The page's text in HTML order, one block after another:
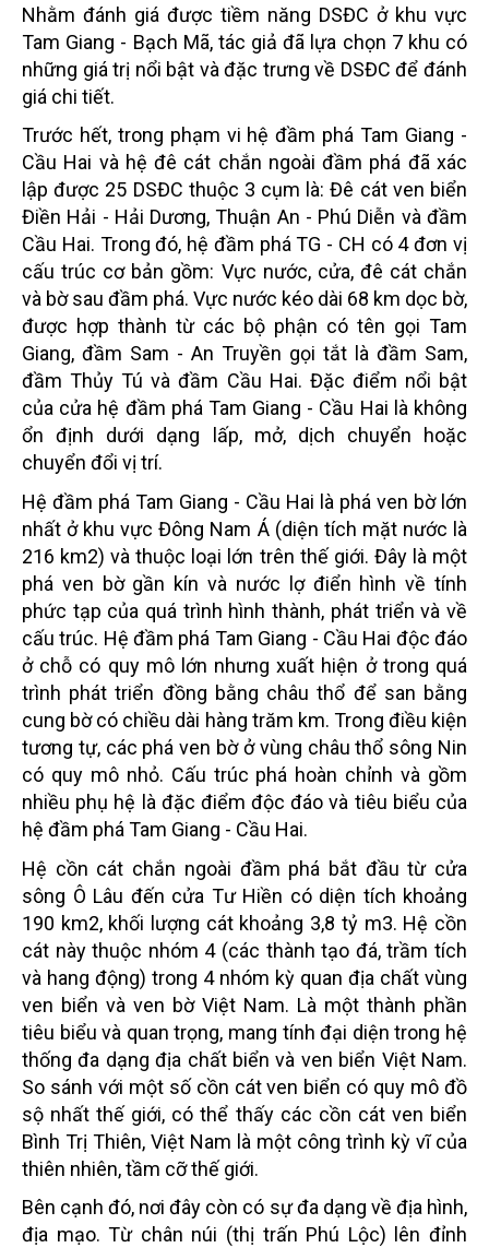
Nhằm đánh giá được tiềm năng DSĐC ở khu vực
Tam Giang - Bạch Mã, tác giả đã lựa chọn 7 khu có
những giá trị nổi bật và đặc trưng về DSĐC để đánh
giá chi tiết.
Trước hết, trong phạm vi hệ đầm phá Tam Giang -
Cầu Hai và hệ đê cát chắn ngoài đầm phá đã xác
lập được 25 DSĐC thuộc 3 cụm là: Đê cát ven biển
Điền Hải - Hải Dương, Thuận An - Phú Diễn và đầm
Cầu Hai. Trong đó, hệ đầm phá TG - CH có 4 đơn vị
cấu trúc cơ bản gồm: Vực nước, cửa, đê cát chắn
và bờ sau đầm phá. Vực nước kéo dài 68 km dọc bờ,
được hợp thành từ các bộ phận có tên gọi Tam
Giang, đầm Sam - An Truyền gọi tắt là đầm Sam,
đầm Thủy Tú và đầm Cầu Hai. Đặc điểm nổi bật
của cửa hệ đầm phá Tam Giang - Cầu Hai là không
ổn định dưới dạng lấp, mở, dịch chuyển hoặc
chuyển đổi vị trí.
Hệ đầm phá Tam Giang - Cầu Hai là phá ven bờ lớn
nhất ở khu vực Đông Nam Á (diện tích mặt nước là
216 km2) và thuộc loại lớn trên thế giới. Đây là một
phá ven bờ gần kín và nước lợ điển hình về tính
phức tạp của quá trình hình thành, phát triển và về
cấu trúc. Hệ đầm phá Tam Giang - Cầu Hai độc đáo
ở chỗ có quy mô lớn nhưng xuất hiện ở trong quá
trình phát triển đồng bằng châu thổ để san bằng
cung bờ có chiều dài hàng trăm km. Trong điều kiện
tương tự, các phá ven bờ ở vùng châu thổ sông Nin
có quy mô nhỏ. Cấu trúc phá hoàn chỉnh và gồm
nhiều phụ hệ là đặc điểm độc đáo và tiêu biểu của
hệ đầm phá Tam Giang - Cầu Hai.
Hệ cồn cát chắn ngoài đầm phá bắt đầu từ cửa
sông Ô Lâu đến cửa Tư Hiền có diện tích khoảng
190 km2, khối lượng cát khoảng 3,8 tỷ m3. Hệ cồn
cát này thuộc nhóm 4 (các thành tạo đá, trầm tích
và hang động) trong 4 nhóm kỳ quan địa chất vùng
ven biển và ven bờ Việt Nam. Là một thành phần
tiêu biểu và quan trọng, mang tính đại diện trong hệ
thống đa dạng địa chất biển và ven biển Việt Nam.
So sánh với một số cồn cát ven biển có quy mô đồ
sộ nhất thế giới, có thể thấy các cồn cát ven biển
Bình Trị Thiên, Việt Nam là một công trình kỳ vĩ của
thiên nhiên, tầm cỡ thế giới.
Bên cạnh đó, nơi đây còn có sự đa dạng về địa hình,
địa mạo. Từ chân núi (thị trấn Phú Lộc) lên đỉnh